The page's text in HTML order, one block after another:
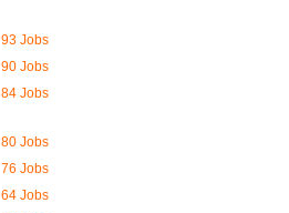
93 Jobs
90 Jobs
84 Jobs
80 Jobs
76 Jobs
64 Jobs